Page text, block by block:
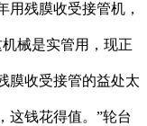
用残膜收受接管机，
械是实管用，现正
膜收受接管的益处太
这钱花得值。”轮台